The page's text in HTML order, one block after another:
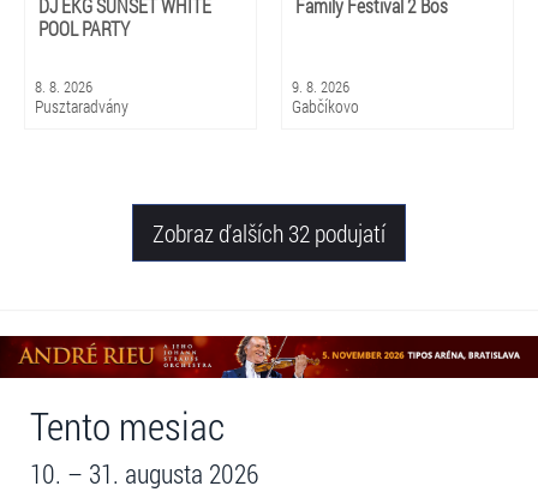
DJ EKG SUNSET WHITE
POOL PARTY
8. 8. 2026
Pusztaradvány
Family Festival 2 Bős
9. 8. 2026
Gabčíkovo
Zobraz ďalších 32 podujatí
Tento mesiac
10. – 31. augusta 2026